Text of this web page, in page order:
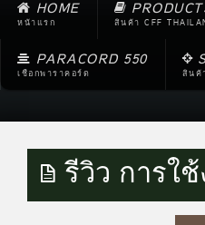
HOME
หน้าแรก สินค้า CFF
PARACORD 550
เชือกพาราคอร์ด สินค้
รีวิว การใช้